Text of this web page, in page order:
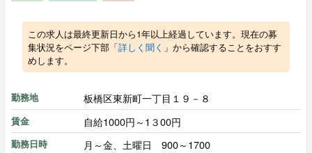
この求人は最終更新日から1年以上経過しています。現在の募
集状況をページ下部「詳しく聞く 」から確認することをおすす
めします。
勤務地 板橋区東新町一丁目１９－８
賃金 自給1000円～1３00円
勤務日時 月～金、土曜日 900～1700